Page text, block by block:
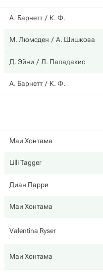
А. Барнетт К. Ф.
М. Люмсден А. Шишкова
Д. Эйни Л. Пападакис
А. Барнетт К. Ф.
Маи Хонтама
Lilli Tagger
Диан Парри
Маи Хонтама
Valentina Ryser
Маи Хонтама